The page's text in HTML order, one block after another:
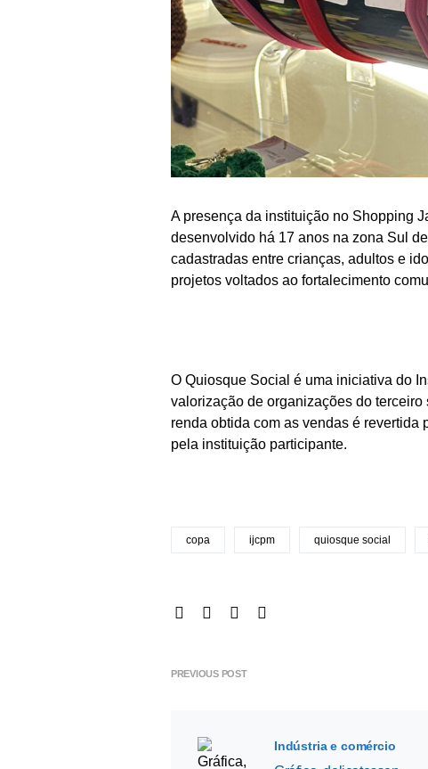
A presença da instituição no Shopping
desenvolvido há 17 anos na zona Sul
cadastradas entre crianças, adultos e
projetos voltados ao fortalecimento
O Quiosque Social é uma iniciativa do
valorização de organizações do terceiro
renda obtida com as vendas é
pela instituição participante.
copa ijcpm quiosque social
PREVIOUS POST
Indústria e comércio